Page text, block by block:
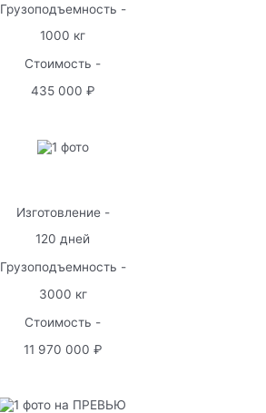
Грузоподъемность -
1000 кг
Стоимость -
435 000 ₽
Изготовление -
120 дней
Грузоподъемность -
3000 кг
Стоимость -
11 970 000 ₽